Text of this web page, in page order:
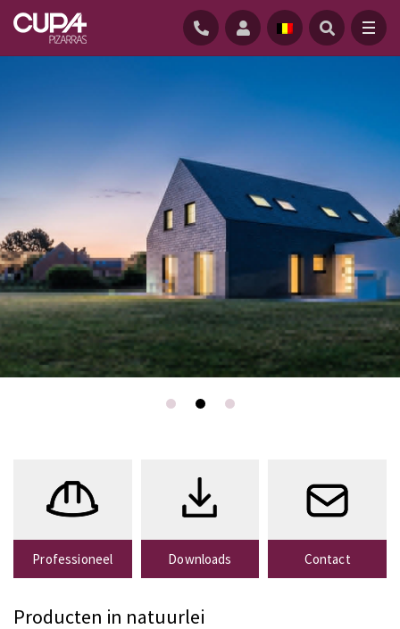
CUPACLAD®
natuurlijk product
Professioneel Downloads Contact
Producten in natuurlei